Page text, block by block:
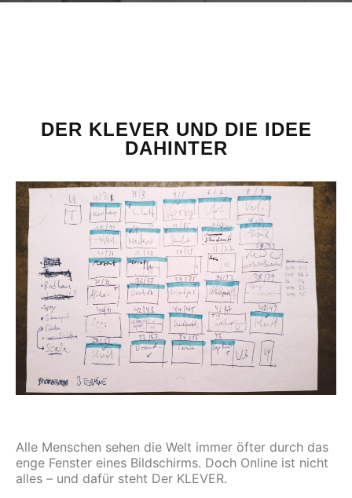
DER KLEVER UND DIE IDEE
DAHINTER
Alle Menschen sehen die Welt immer öfter durch das
enge Fenster eines Bildschirms. Doch Online ist nicht
alles – und dafür steht Der KLEVER.